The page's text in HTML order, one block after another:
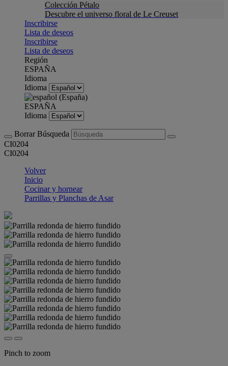
Colección Pétalo
Descubre el universo floral de Le Creuset
Inscribirse
Lista de deseos
Inscribirse
Lista de deseos
Región
ESPAÑA
Idioma
Idioma
ESPAÑA
Idioma
Borrar Búsqueda
CI0204
CI0204
Volver
Inicio
Cocinar y hornear
Parrillas y Planchas de Asar
Pinch to zoom